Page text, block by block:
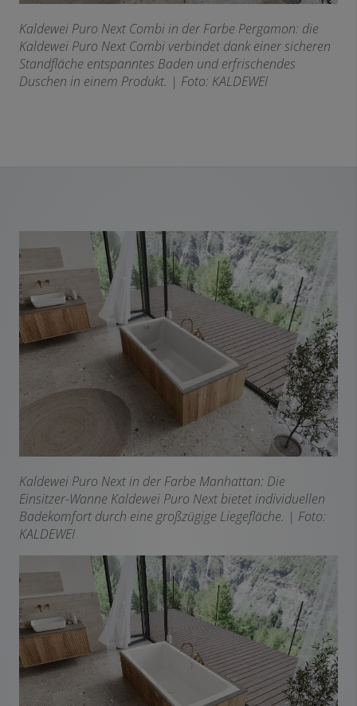
Kaldewei Puro Next Combi in der Farbe Pergamon: die
Kaldewei Puro Next Combi verbindet dank einer sicheren
Standfläche entspanntes Baden und erfrischendes
Duschen in einem Produkt. | Foto: KALDEWEI
Kaldewei Puro Next in der Farbe Manhattan: Die
Einsitzer-Wanne Kaldewei Puro Next bietetindividuellen
Badekomfort durch eine großzügige Liegefläche. | Foto:
KALDEWEI